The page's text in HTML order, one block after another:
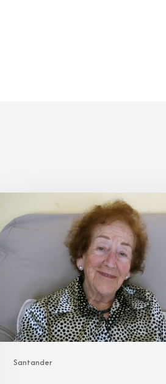
Santander
Luisa
González